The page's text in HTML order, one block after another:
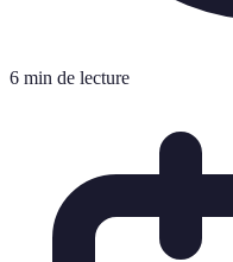
6 min de lecture